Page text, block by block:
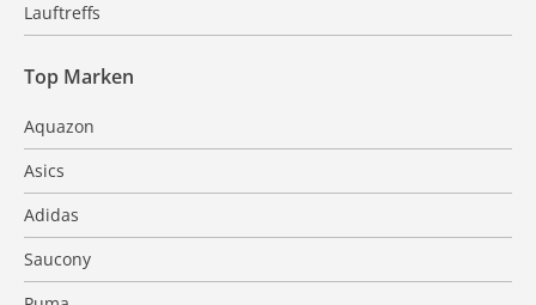
Lauftreffs
Top Marken
Aquazon
Asics
Adidas
Saucony